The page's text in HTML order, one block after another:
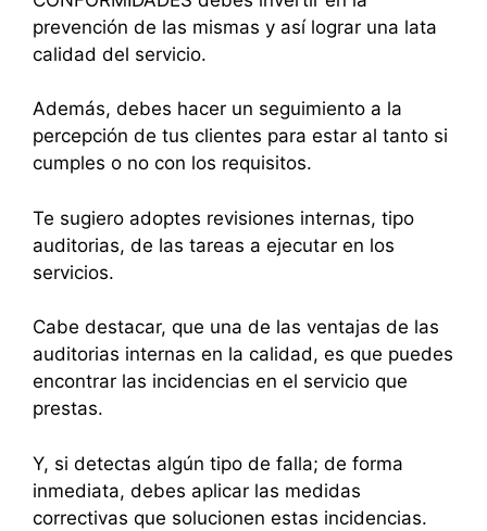
prevención de las mismas y así lograr una lata
calidad del servicio.
Además, debes hacer un seguimiento a la
percepción de tus clientes para estar al tanto si
cumples o no con los requisitos.
Te sugiero adoptes revisiones internas, tipo
auditorias, de las tareas a ejecutar en los
servicios.
Cabe destacar, que una de las ventajas de las
auditorias internas en la calidad, es que puedes
encontrar las incidencias en el servicio que
prestas.
Y, si detectas algún tipo de falla; de forma
inmediata, debes aplicar las medidas
correctivas que solucionen estas incidencias.